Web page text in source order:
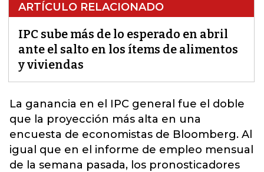
ARTÍCULO RELACIONADO
IPC sube más de lo esperado en abril
ante el salto en los ítems de alimentos
y viviendas
La ganancia en el IPC general fue el doble
que la proyección más alta en una
encuesta de economistas de Bloomberg. Al
igual que en el informe de empleo mensual
de la semana pasada, los pronosticadores